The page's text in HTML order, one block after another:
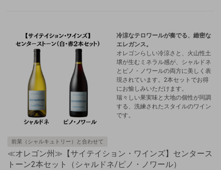
冷涼なテロワールが奏でる、緻密な
エレガンス。
オレゴンらしい冷涼さと、火山性土
壌が生むミネラル感が、シャルドネ
とピノ・ノワールの両方に美しく表
現されています。2本セットでお得
にお愉しみいただけます。
瑞々しい果実味と大地の個性が同調
する、洗練されたスタイルのワイン
です。
前菜（シャルキュトリー）と合わせて
≪オレゴン州≫【サイテイション・ワインズ】センタース
トーン2本セット（シャルドネ/ピノ・ノワール）